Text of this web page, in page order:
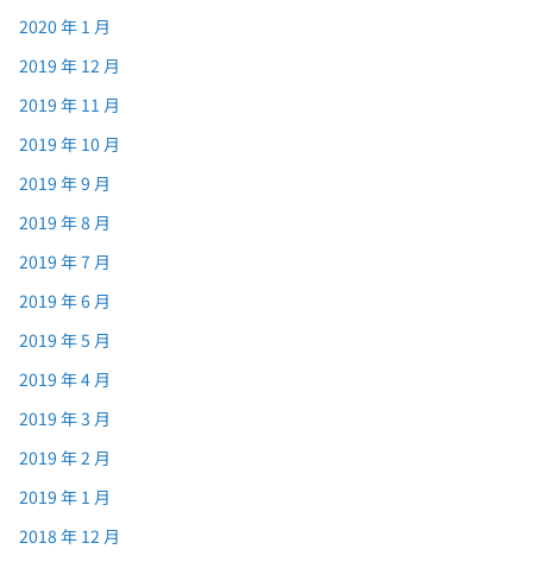
2020 年 1 月
2019 年 12 月
2019 年 11 月
2019 年 10 月
2019 年 9 月
2019 年 8 月
2019 年 7 月
2019 年 6 月
2019 年 5 月
2019 年 4 月
2019 年 3 月
2019 年 2 月
2019 年 1 月
2018 年 12 月